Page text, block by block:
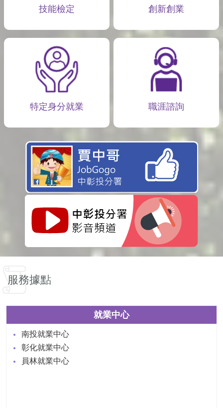
技能檢定 創新創業
特定身分就業 職涯諮詢
服務據點
就業中心
南投就業中心
彰化就業中心
員林就業中心